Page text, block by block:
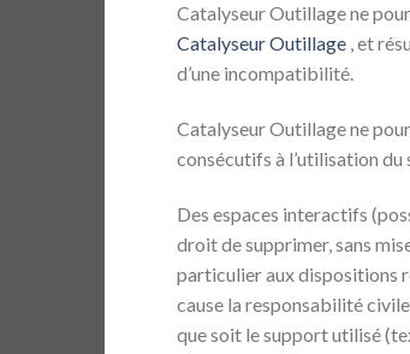
Catalyseur Outillage ne
Catalyseur Outillage , et
d’une incompatibilité.
Catalyseur Outillage ne
consécutifs à l’utilisation du
Des espaces interactifs
droit de supprimer, sans
particulier aux dispositions
cause la responsabilité
que soit le support utilisé